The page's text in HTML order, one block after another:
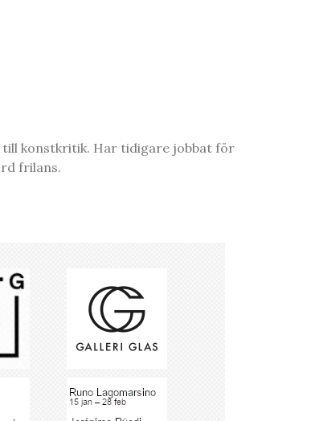
till konstkritik. Har tidigare jobbat för
frilans.